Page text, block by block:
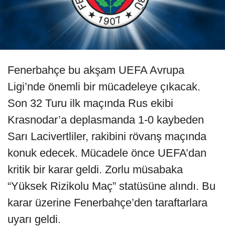
Fenerbahçe bu akşam UEFA Avrupa
Ligi’nde önemli bir mücadeleye çıkacak.
Son 32 Turu ilk maçında Rus ekibi
Krasnodar’a deplasmanda 1-0 kaybeden
Sarı Lacivertliler, rakibini rövanş maçında
konuk edecek. Mücadele önce UEFA’dan
kritik bir karar geldi. Zorlu müsabaka
“Yüksek Rizikolu Maç” statüsüne alındı. Bu
karar üzerine Fenerbahçe’den taraftarlara
uyarı geldi.